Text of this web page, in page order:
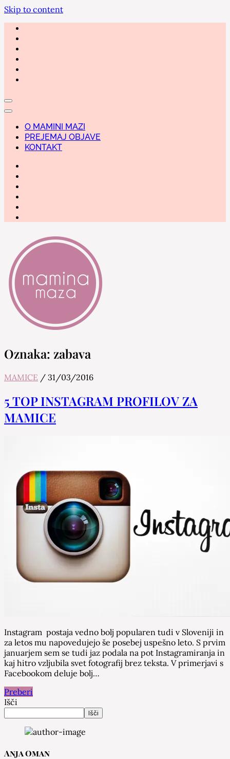
Skip to content
O MAMINI MAZI
PREJEMAJ OBJAVE
KONTAKT
Mamina Maza
Blog & Portal za starše in bodoče starše
Oznaka: zabava
MAMICE / 31/03/2016
5 TOP INSTAGRAM PROFILOV ZA
MAMICE
Instagram postaja vedno bolj popularen tudi v Sloveniji in
za letos mu napovedujejo še posebej uspešno leto. S prvim
januarjem sem se tudi jaz podala na pot Instagramiranja in
kaj hitro vzljubila svet fotografij brez teksta. V primerjavi s
Facebookom deluje bolj…
Preberi
Išči
Išči
Anja Oman